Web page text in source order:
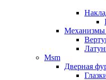
Механизмы
Msm
Дверная